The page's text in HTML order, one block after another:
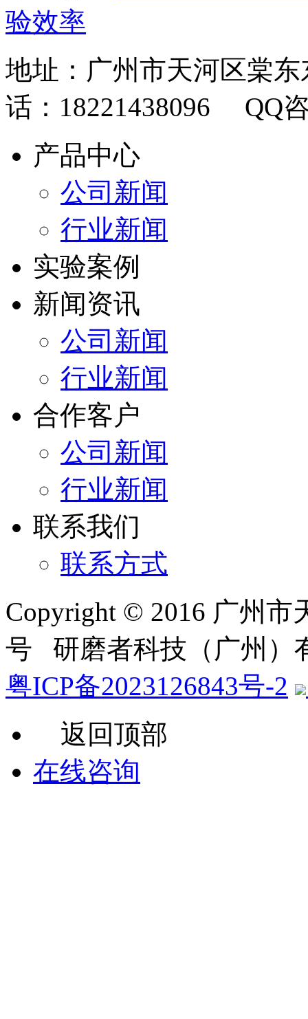
验效率
地址：广州市天河区棠
话：18221438096 QQ
产品中心
公司新闻
行业新闻
实验案例
新闻资讯
公司新闻
行业新闻
合作客户
公司新闻
行业新闻
联系我们
联系方式
Copyright © 2016 广州市
号 研磨者科技（广州）
粤ICP备2023126843号-2
返回顶部
在线咨询